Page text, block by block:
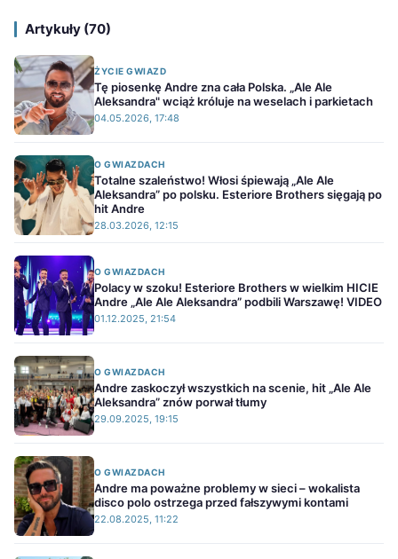
Artykuły (70)
ŻYCIE GWIAZD
Tę piosenkę Andre zna cała Polska. „Ale Ale
Aleksandra" wciąż króluje na weselach i parkietach
04.05.2026, 17:48
O GWIAZDACH
Totalne szaleństwo! Włosi śpiewają „Ale Ale
Aleksandra” po polsku. Esteriore Brothers sięgają po
hit Andre
28.03.2026, 12:15
O GWIAZDACH
Polacy w szoku! Esteriore Brothers w wielkim HICIE
Andre „Ale Ale Aleksandra” podbili Warszawę! VIDEO
01.12.2025, 21:54
O GWIAZDACH
Andre zaskoczył wszystkich na scenie, hit „Ale Ale
Aleksandra” znów porwał tłumy
29.09.2025, 19:15
O GWIAZDACH
Andre ma poważne problemy w sieci – wokalista
disco polo ostrzega przed fałszywymi kontami
22.08.2025, 11:22